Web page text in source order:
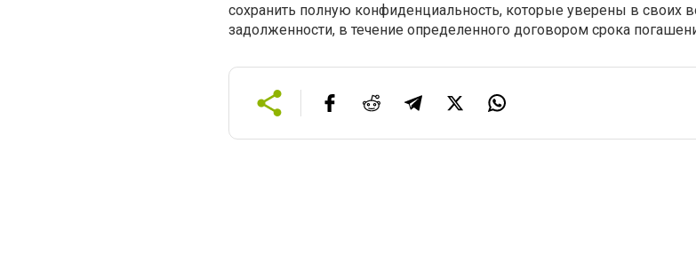
сохранить полную конфиденциальность, которые уверены в своих
задолженности, в течение определенного договором срока